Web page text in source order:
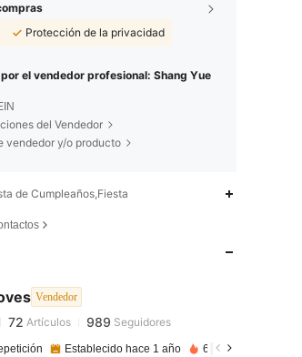
Protección de la privacidad
el vendedor profesional: Shang Yue
del Vendedor
vendedor y/o producto
de Cumpleaños,Fiesta
Vendedor
72 Artículos 989 Seguidores
Establecido hace 1 año 62K Vendido